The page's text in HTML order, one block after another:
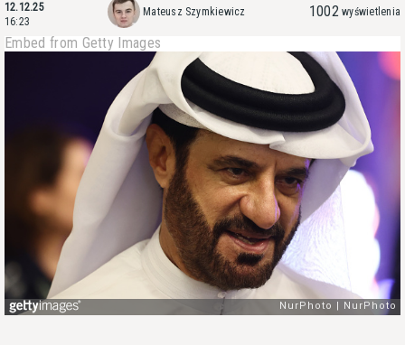
12.12.25
16:23
Mateusz Szymkiewicz 1002 wyświetlenia
Embed from Getty Images